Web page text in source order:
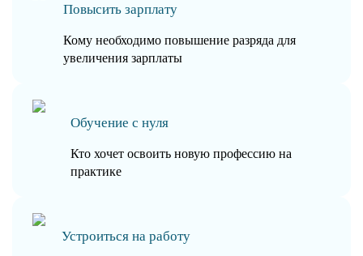
Повысить зарплату
Кому необходимо повышение разряда для
увеличения зарплаты
Обучение с нуля
Кто хочет освоить новую профессию на
практике
Устроиться на работу